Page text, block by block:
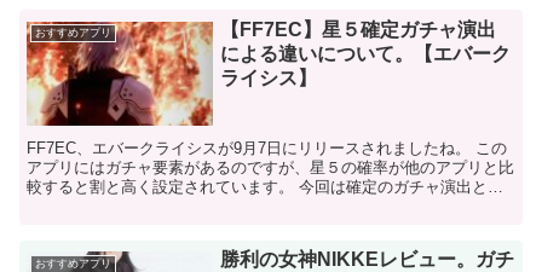
おすすめアプリ
【FF7EC】星５確定ガチャ演出
による違いについて。【エバーク
ライシス】
FF7EC、エバークライシスが9月7日にリリースされましたね。 この
アプリにはガチャ要素があるのですが、星５の確率が他のアプリと比
較すると割と高く設定されています。 今回は確定のガチャ演出とガ
おすすめアプリ
勝利の女神NIKKEレビュー。ガチ